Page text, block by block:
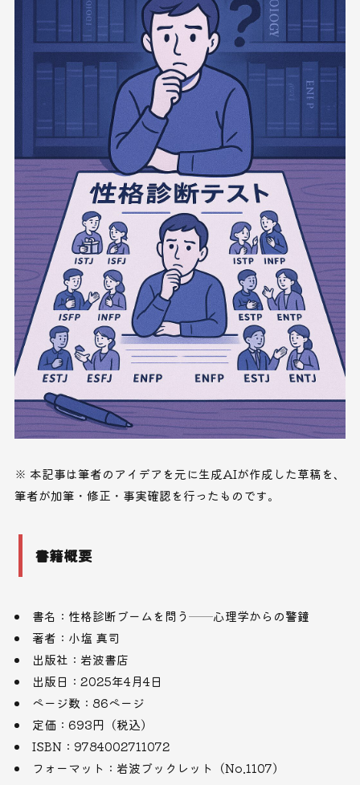
※ 本記事は筆者のアイデアを元に生成AIが作成した草稿を、
筆者が加筆・修正・事実確認を行ったものです。
書籍概要
書名：性格診断ブームを問う──心理学からの警鐘
著者：小塩 真司
出版社：岩波書店
出版日：2025年4月4日
ページ数：86ページ
定価：693円（税込）
ISBN：9784002711072
フォーマット：岩波ブックレット（No.1107）